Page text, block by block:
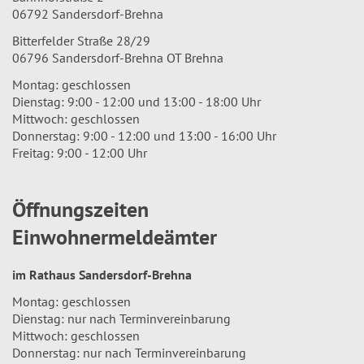
06792 Sandersdorf-Brehna
Bitterfelder Straße 28/29
06796 Sandersdorf-Brehna OT Brehna
Montag: geschlossen
Dienstag: 9:00 - 12:00 und 13:00 - 18:00 Uhr
Mittwoch: geschlossen
Donnerstag: 9:00 - 12:00 und 13:00 - 16:00 Uhr
Freitag: 9:00 - 12:00 Uhr
Öffnungszeiten
Einwohnermeldeämter
im Rathaus Sandersdorf-Brehna
Montag: geschlossen
Dienstag: nur nach Terminvereinbarung
Mittwoch: geschlossen
Donnerstag: nur nach Terminvereinbarung